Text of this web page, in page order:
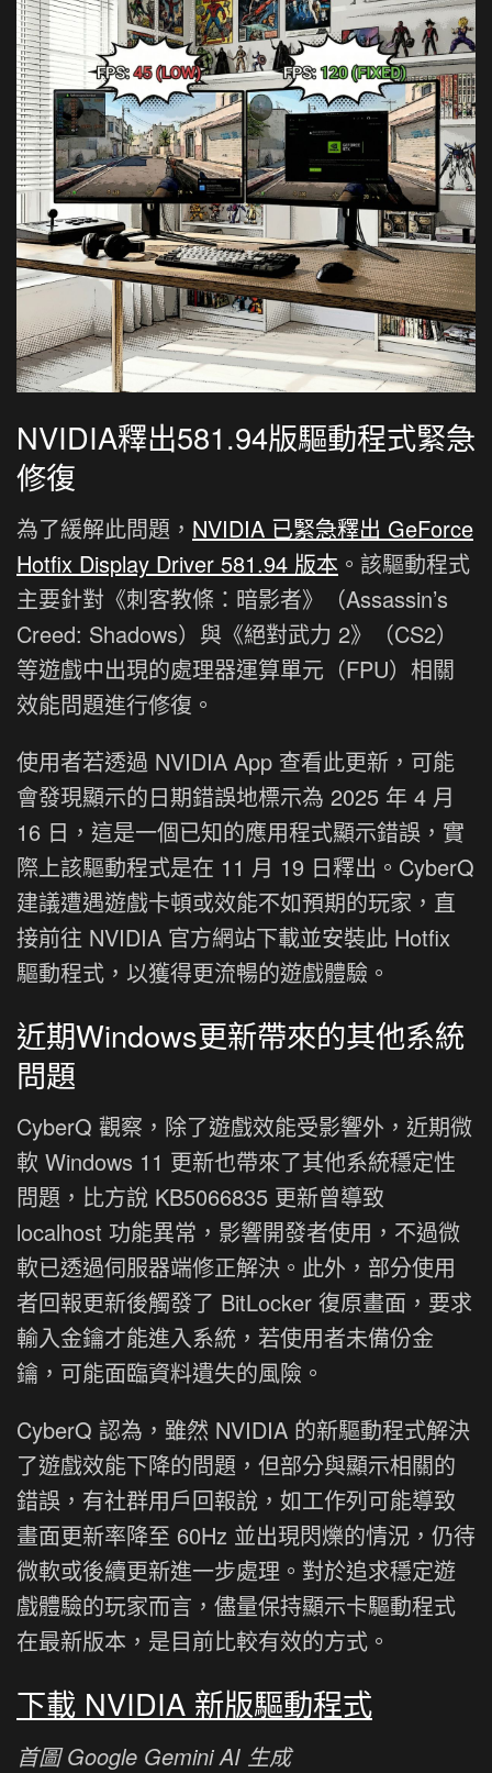
NVIDIA釋出581.94版驅動程式緊急
修復
為了緩解此問題， NVIDIA 已緊急釋出 GeForce
Hotfix Display Driver 581.94 版本 。該驅動程式
主要針對《刺客教條：暗影者》（Assassin’s
Creed: Shadows）與《絕對武力 2》（CS2）
等遊戲中出現的處理器運算單元（FPU）相關
效能問題進行修復。
使用者若透過 NVIDIA App 查看此更新，可能
會發現顯示的日期錯誤地標示為 2025 年 4 月
16 日，這是一個已知的應用程式顯示錯誤，實
際上該驅動程式是在 11 月 19 日釋出。CyberQ
建議遭遇遊戲卡頓或效能不如預期的玩家，直
接前往 NVIDIA 官方網站下載並安裝此 Hotfix
驅動程式，以獲得更流暢的遊戲體驗。
近期Windows更新帶來的其他系統
問題
CyberQ 觀察，除了遊戲效能受影響外，近期微
軟 Windows 11 更新也帶來了其他系統穩定性
問題，比方說 KB5066835 更新曾導致
localhost 功能異常，影響開發者使用，不過微
軟已透過伺服器端修正解決。此外，部分使用
者回報更新後觸發了 BitLocker 復原畫面，要求
輸入金鑰才能進入系統，若使用者未備份金
鑰，可能面臨資料遺失的風險。
CyberQ 認為，雖然 NVIDIA 的新驅動程式解決
了遊戲效能下降的問題，但部分與顯示相關的
錯誤，有社群用戶回報說，如工作列可能導致
畫面更新率降至 60Hz 並出現閃爍的情況，仍待
微軟或後續更新進一步處理。對於追求穩定遊
戲體驗的玩家而言，儘量保持顯示卡驅動程式
在最新版本，是目前比較有效的方式。
下載 NVIDIA 新版驅動程式
首圖 Google Gemini AI 生成